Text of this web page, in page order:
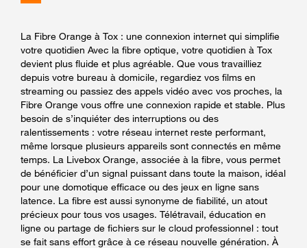
La Fibre Orange à Tox : une connexion internet qui simplifie
votre quotidien Avec la fibre optique, votre quotidien à Tox
devient plus fluide et plus agréable. Que vous travailliez
depuis votre bureau à domicile, regardiez vos films en
streaming ou passiez des appels vidéo avec vos proches, la
Fibre Orange vous offre une connexion rapide et stable. Plus
besoin de s’inquiéter des interruptions ou des
ralentissements : votre réseau internet reste performant,
même lorsque plusieurs appareils sont connectés en même
temps. La Livebox Orange, associée à la fibre, vous permet
de bénéficier d’un signal puissant dans toute la maison, idéal
pour une domotique efficace ou des jeux en ligne sans
latence. La fibre est aussi synonyme de fiabilité, un atout
précieux pour tous vos usages. Télétravail, éducation en
ligne ou partage de fichiers sur le cloud professionnel : tout
se fait sans effort grâce à ce réseau nouvelle génération. À